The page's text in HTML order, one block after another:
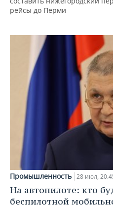
рейсы до Перми
Промышленность 28 июл,
На автопилоте: кто
беспилотной